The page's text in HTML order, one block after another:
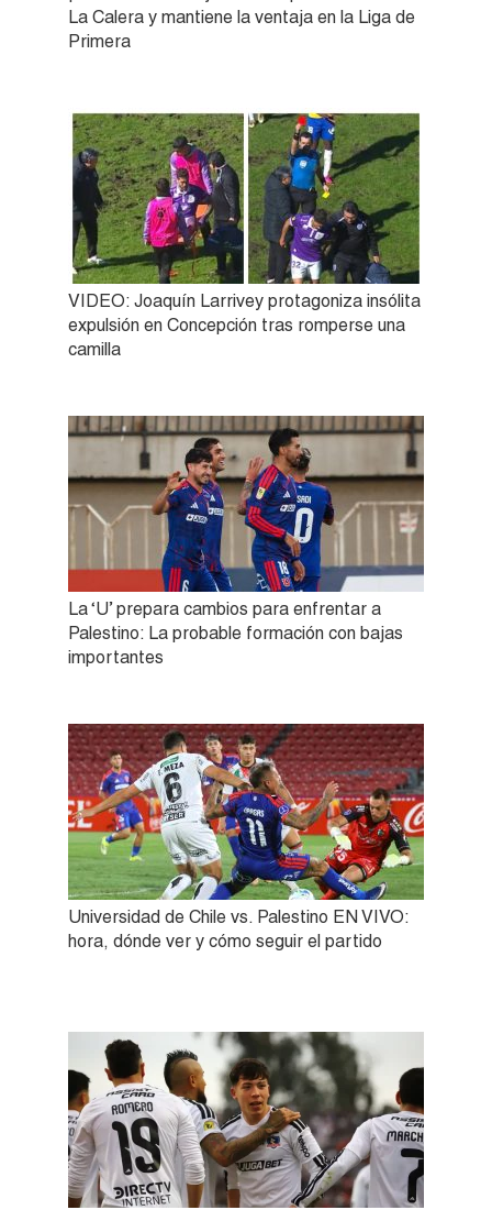
La Calera y mantiene la ventaja en la Liga de
Primera
VIDEO: Joaquín Larrivey protagoniza insólita
expulsión en Concepción tras romperse una
camilla
La ‘U’ prepara cambios para enfrentar a
Palestino: La probable formación con bajas
importantes
Universidad de Chile vs. Palestino EN VIVO:
hora, dónde ver y cómo seguir el partido